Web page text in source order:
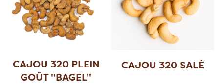
CAJOU 320 PLEIN
GOÛT ''BAGEL''
CAJOU 320 SALÉ